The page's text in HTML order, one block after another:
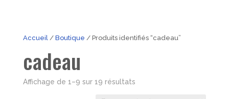
Accueil/ Boutique / Produits identifiés “cadeau”
cadeau
Affichage de 1–9 sur 19 résultatsTrié